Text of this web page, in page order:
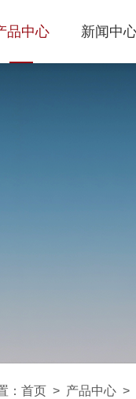
品中心 新闻中
： 首页 > 产品中心 >